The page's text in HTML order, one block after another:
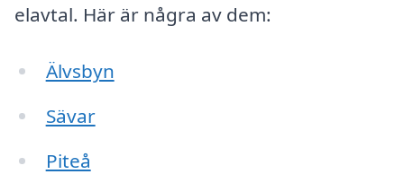
elavtal. Här är några av dem:
Älvsbyn
Sävar
Piteå